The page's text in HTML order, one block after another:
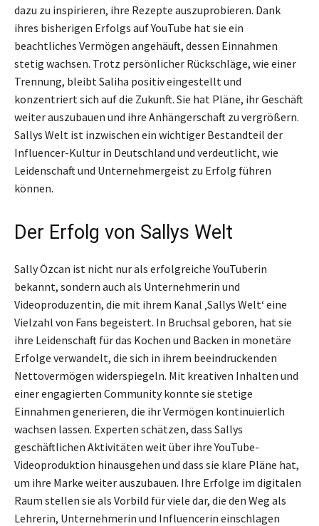
dazu zu inspirieren, ihre Rezepte auszuprobieren. Dank
ihres bisherigen Erfolgs auf YouTube hat sie ein
beachtliches Vermögen angehäuft, dessen Einnahmen
stetig wachsen. Trotz persönlicher Rückschläge, wie einer
Trennung, bleibt Saliha positiv eingestellt und
konzentriert sich auf die Zukunft. Sie hat Pläne, ihr Geschäft
weiter auszubauen und ihre Anhängerschaft zu vergrößern.
Sallys Welt ist inzwischen ein wichtiger Bestandteil der
Influencer-Kultur in Deutschland und verdeutlicht, wie
Leidenschaft und Unternehmergeist zu Erfolg führen
können.
Der Erfolg von Sallys Welt
Sally Özcan ist nicht nur als erfolgreiche YouTuberin
bekannt, sondern auch als Unternehmerin und
Videoproduzentin, die mit ihrem Kanal ‚Sallys Welt‘ eine
Vielzahl von Fans begeistert. In Bruchsal geboren, hat sie
ihre Leidenschaft für das Kochen und Backen in monetäre
Erfolge verwandelt, die sich in ihrem beeindruckenden
Nettovermögen widerspiegeln. Mit kreativen Inhalten und
einer engagierten Community konnte sie stetige
Einnahmen generieren, die ihr Vermögen kontinuierlich
wachsen lassen. Experten schätzen, dass Sallys
geschäftlichen Aktivitäten weit über ihre YouTube-
Videoproduktion hinausgehen und dass sie klare Pläne hat,
um ihre Marke weiter auszubauen. Ihre Erfolge im digitalen
Raum stellen sie als Vorbild für viele dar, die den Weg als
Lehrerin, Unternehmerin und Influencerin einschlagen